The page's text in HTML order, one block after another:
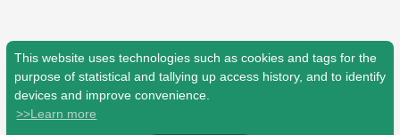
This website uses technologies such as cookies and tags for the
purpose of statistical and tallying up access history, and to identify
devices and improve convenience.
>>Learn more